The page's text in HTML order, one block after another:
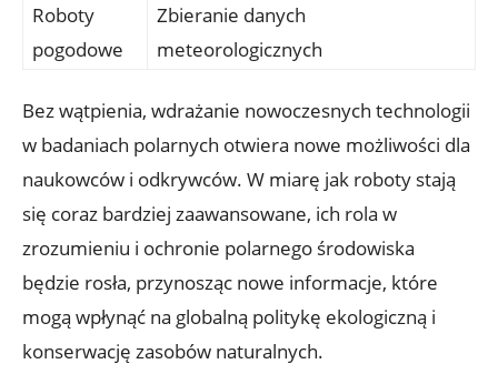
Roboty
pogodowe
Zbieranie ⁢danych
meteorologicznych
Bez wątpienia, wdrażanie‌ nowoczesnych technologii
w badaniach polarnych otwiera nowe możliwości dla
naukowców i odkrywców. W ⁢miarę jak ⁤roboty​ stają
się coraz bardziej​ zaawansowane, ich ⁣rola ​w
zrozumieniu i ochronie polarnego środowiska
będzie rosła, przynosząc ‌nowe ​informacje, ⁣które
mogą‍ wpłynąć na globalną⁣ politykę ‍ekologiczną ‌i⁢
konserwację ​zasobów naturalnych.